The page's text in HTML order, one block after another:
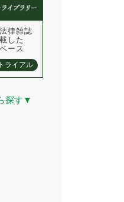
律雑誌
した
ース
ライアル
探す ▼